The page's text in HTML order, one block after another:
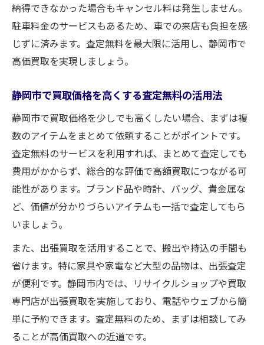
納得できなかった場合もキャンセル料は発生しません。
駐車料金のサービスもあるため、車での来店も負担を感
じずに済みます。査定無料を最大限に活用し、静岡市で
高価買取を実現しましょう。
静岡市で買取価格を高くする査定無料の活用法
静岡市で買取価格を少しでも高くしたい場合、まずは複
数のアイテムをまとめて依頼することがポイントです。
査定無料のサービスを利用すれば、まとめて査定しても
費用がかからず、総合的な評価で高額買取につながる可
能性があります。ブランド品や時計、バッグ、貴金属な
ど、価値が分かりづらいアイテムも一括で査定してもら
いましょう。
また、出張買取を活用することで、搬出や持込の手間も
省けます。特に家具や家電など大型の品物は、出張査定
が便利です。静岡市内では、リサイクルショップや買取
専門店が出張買取を実施しており、電話やウェブから簡
単に予約できます。査定無料のため、まずは相談してみ
ることが高価買取への近道です。